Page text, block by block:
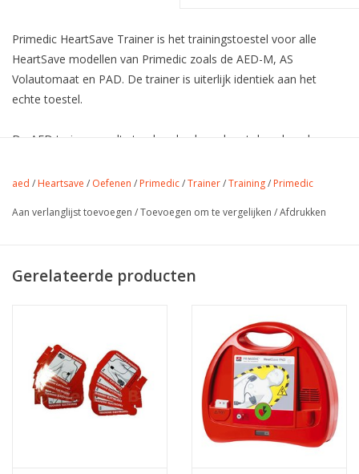
Primedic HeartSave Trainer is het trainingstoestel voor alle
HeartSave modellen van Primedic zoals de AED-M, AS
Volautomaat en PAD. De trainer is uiterlijk identiek aan het
echte toestel.
De AED trainer wordt standaard geleverd met de volgende
5 sets trainingselektroden
Batterijen
aed / Heartsave / Oefenen / Primedic/Trainer/Training/ Primedic
Aan verlanglijst toevoegen /Toevoegen om te vergelijken /Afdrukken
Gerelateerde producten